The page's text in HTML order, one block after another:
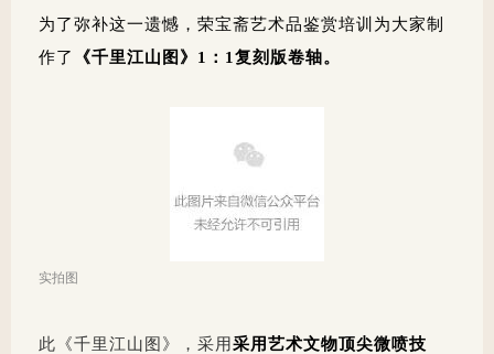
为了弥补这一遗憾，荣宝斋艺术品鉴赏培训为大家制
作了
《千里江山图》 1：1 复刻版卷轴。
实拍图
此《千里江山图》，采用采用艺术文物顶尖微喷技